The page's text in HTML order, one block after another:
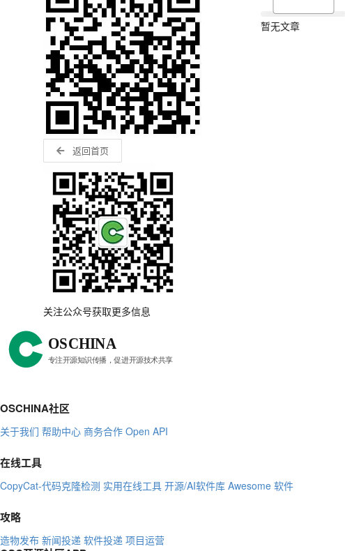
返回首页
关注公众号获取更多信息
暂无文章
OSCHINA社区
关于我们 帮助中心 商务合作 Open API
在线工具
CopyCat-代码克隆检测 实用在线工具 开源/AI软件库 Awesome 软件
攻略
造物发布 新闻投递 软件投递 项目运营